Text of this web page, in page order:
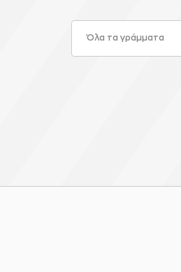
Όλα τα γράμματα